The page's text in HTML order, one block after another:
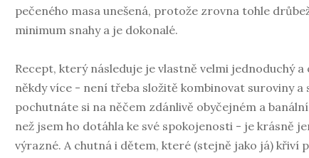
pečeného masa unešená, protože zrovna tohle
minimum snahy a je dokonalé.
Recept, který následuje je vlastně velmi jednoduchý
někdy více - není třeba složitě kombinovat suroviny a
pochutnáte si na něčem zdánlivě obyčejném a
než jsem ho dotáhla ke své spokojenosti - je krásně
výrazné. A chutná i dětem, které (stejně jako já) křiví